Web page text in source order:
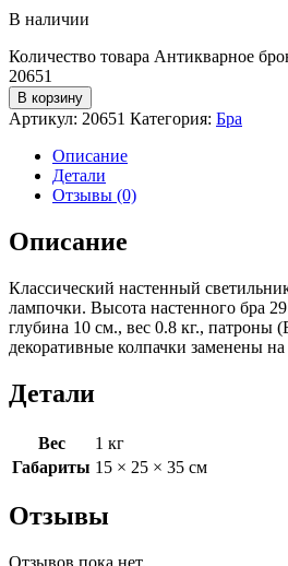
В наличии
Количество товара Антикварное
20651
В корзину
Артикул: 20651 Категория: Бра
Описание
Детали
Отзывы (0)
Описание
Классический настенный
лампочки. Высота настенного бра
глубина 10 см., вес 0.8 кг., патроны
декоративные колпачки заменены
Детали
Вес
1 кг
Габариты 15 × 25 × 35 см
Отзывы